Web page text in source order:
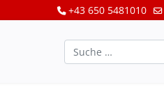
+43 650 5481010
Suchen